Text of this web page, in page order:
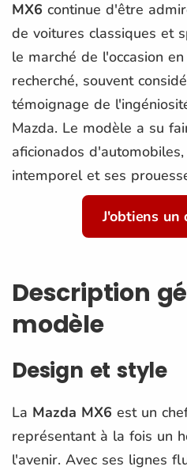
MX6 continue d'être
de voitures classiques et
le marché de l'occasion
recherché, souvent
témoignage de
Mazda. Le modèle a su
aficionados
intemporel et ses
J'obtiens un
Description
modèle
Design et style
La Mazda MX6 est un
représentant à la fois un
l'avenir. Avec ses lignes